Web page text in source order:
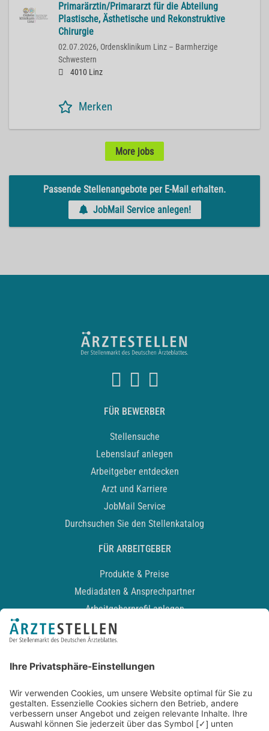
Primarärztin/Primararzt für die Abteilung
Plastische, Ästhetische und Rekonstruktive
Chirurgie
02.07.2026, Ordensklinikum Linz – Barmherzige
Schwestern
4010 Linz
Merken
More jobs
Passende Stellenangebote per E-Mail erhalten.
JobMail Service anlegen!
FÜR BEWERBER
Stellensuche
Lebenslauf anlegen
Arbeitgeber entdecken
Arzt und Karriere
JobMail Service
Durchsuchen Sie den Stellenkatalog
FÜR ARBEITGEBER
Produkte & Preise
Mediadaten & Ansprechpartner
Arbeitgeberprofil anlegen
Recruiting-Podcast
Kontakt
Datenschutz